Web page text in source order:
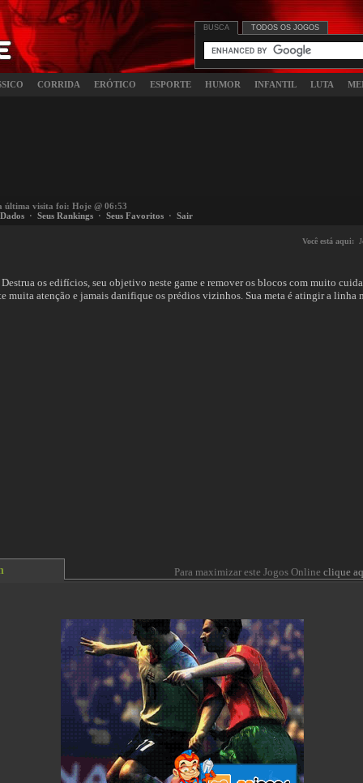
BUSCA TODOS OS JOGOS
CORRIDA ERÓTICO ESPORTE HUMOR INFANTIL LUTA
última visita foi: Hoje @ 06:53
· Seus Rankings · Seus Favoritos · Sair
Você está aqui:
os edifícios, seu objetivo neste game e remover os blocos com muito
muita atenção e jamais danifique os prédios vizinhos. Sua meta é atingir a linha
Para maximizar este Jogos Online clique